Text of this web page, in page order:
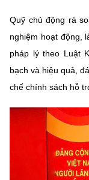
Quỹ chủ động rà
nghiệm hoạt động,
pháp lý theo Luật
bạch và hiệu quả,
chế chính sách hỗ